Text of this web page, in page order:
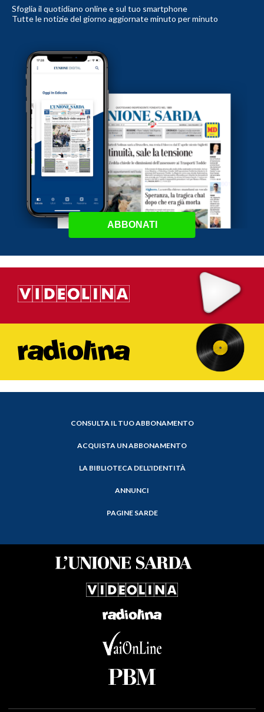
Sfoglia il quotidiano online e sul tuo smartphone
Tutte le notizie del giorno aggiornate minuto per minuto
ABBONATI
CONSULTA IL TUO ABBONAMENTO
ACQUISTA UN ABBONAMENTO
LA BIBLIOTECA DELL'IDENTITÀ
ANNUNCI
PAGINE SARDE